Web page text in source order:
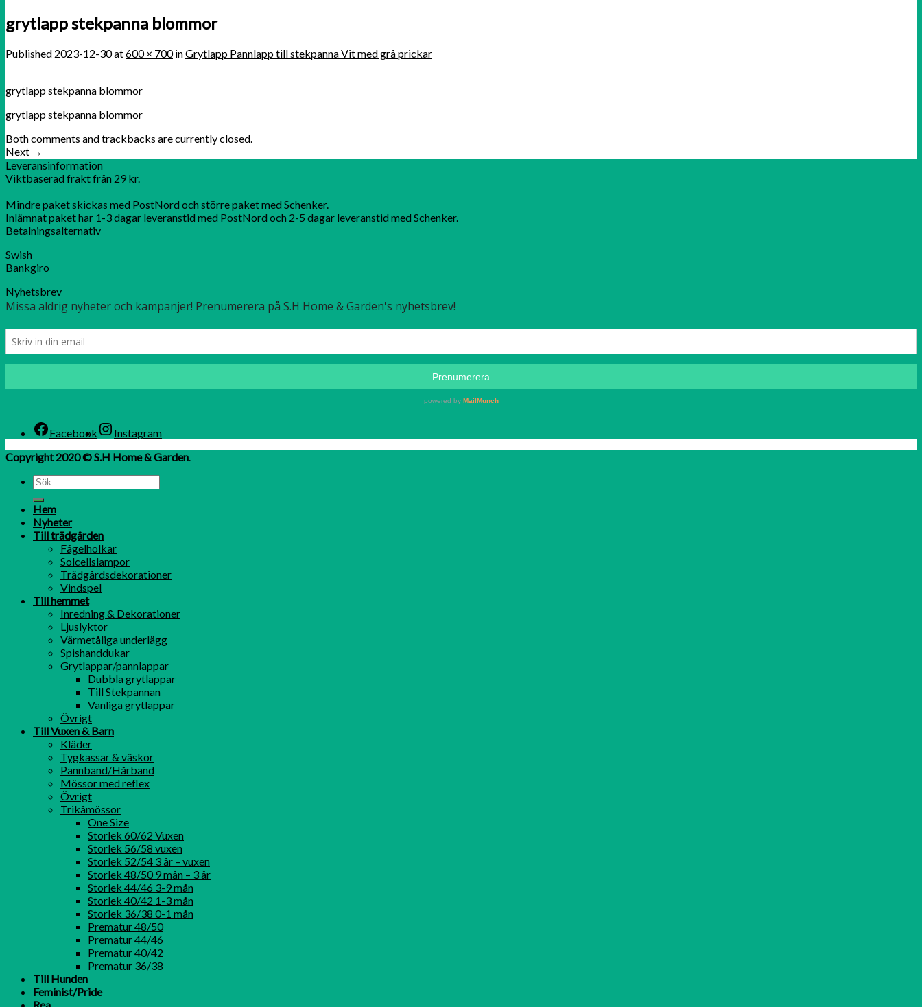
grytlapp stekpanna blommor
Published 2023-12-30at600 × 700inGrytlapp Pannlapp till stekpanna Vit med grå prickar
grytlapp stekpanna blommor
grytlapp stekpanna blommor
Both comments and trackbacks are currently closed.
Next →
Leveransinformation
Viktbaserad frakt från 29 kr.
Mindre paket skickas med PostNord och större paket med Schenker.
Inlämnat paket har 1-3 dagar leveranstid med PostNord och 2-5 dagar leveranstid med Schenker.
Betalningsalternativ
Swish
Bankgiro
Nyhetsbrev
Facebook
Instagram
Copyright 2020 © S.H Home & Garden.
Hem
Nyheter
Till trädgården
Fågelholkar
Solcellslampor
Trädgårdsdekorationer
Vindspel
Till hemmet
Inredning & Dekorationer
Ljuslyktor
Värmetåliga underlägg
Spishanddukar
Grytlappar/pannlappar
Dubbla grytlappar
Till Stekpannan
Vanliga grytlappar
Övrigt
Till Vuxen & Barn
Kläder
Tygkassar & väskor
Pannband/Hårband
Mössor med reflex
Övrigt
Trikåmössor
One Size
Storlek 60/62 Vuxen
Storlek 56/58 vuxen
Storlek 52/54 3 år – vuxen
Storlek 48/50 9 mån – 3 år
Storlek 44/46 3-9 mån
Storlek 40/42 1-3 mån
Storlek 36/38 0-1 mån
Prematur 48/50
Prematur 44/46
Prematur 40/42
Prematur 36/38
Till Hunden
Feminist/Pride